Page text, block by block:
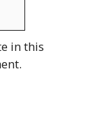
in this